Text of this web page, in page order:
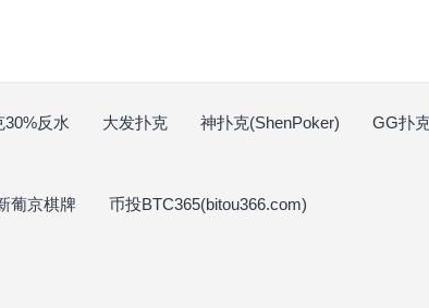
30%反水 大发扑克 神扑克(ShenPoker) GG扑
葡京棋牌 币投BTC365(bitou366.com)